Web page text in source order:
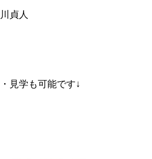
貞人
見学も可能です↓